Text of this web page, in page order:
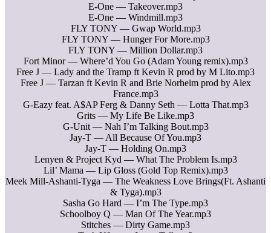
E-One — Takeover.mp3
E-One — Windmill.mp3
FLY TONY — Gwap World.mp3
FLY TONY — Hunger For More.mp3
FLY TONY — Million Dollar.mp3
Fort Minor — Where’d You Go (Adam Young remix).mp3
Free J — Lady and the Tramp ft Kevin R prod by M Lito.mp3
Free J — Tarzan ft Kevin R and Brie Norheim prod by Alex
France.mp3
G-Eazy feat. A$AP Ferg & Danny Seth — Lotta That.mp3
Grits — My Life Be Like.mp3
G-Unit — Nah I’m Talking Bout.mp3
Jay-T — All Because Of You.mp3
Jay-T — Holding On.mp3
Lenyen & Project Kyd — What The Problem Is.mp3
Lil’ Mama — Lip Gloss (Gold Top Remix).mp3
Meek Mill-Ashanti-Tyga — The Weakness Love Brings(Ft. Ashanti
& Tyga).mp3
Sasha Go Hard — I’m The Type.mp3
Schoolboy Q — Man Of The Year.mp3
Stitches — Dirty Game.mp3